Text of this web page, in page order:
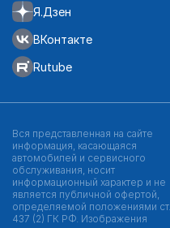
Я.Дзен
ВКонтакте
Rutube
Вся представленная на сайте
информация, касающаяся
автомобилей и сервисного
обслуживания, носит
информационный характер и не
является публичной офертой,
определяемой положениями ст.
437 (2) ГК РФ. Изображения